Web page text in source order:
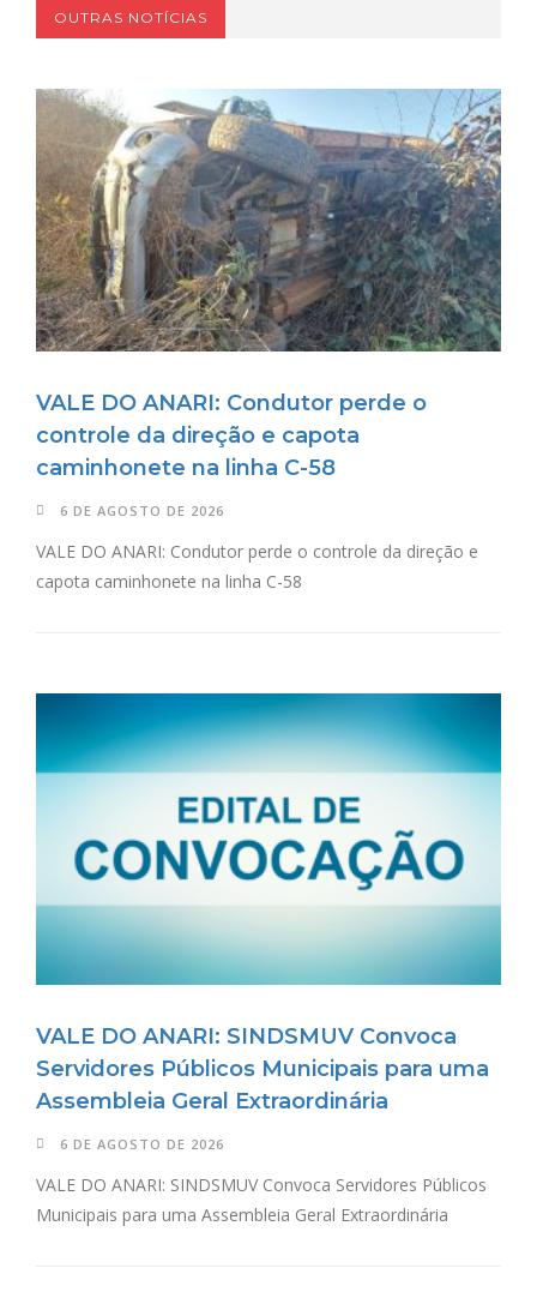
OUTRAS NOTÍCIAS
VALE DO ANARI: Condutor perde o
controle da direção e capota
caminhonete na linha C-58
6 DE AGOSTO DE 2026
VALE DO ANARI: Condutor perde o controle da direção e
capota caminhonete na linha C-58
VALE DO ANARI: SINDSMUV Convoca
Servidores Públicos Municipais para uma
Assembleia Geral Extraordinária
6 DE AGOSTO DE 2026
VALE DO ANARI: SINDSMUV Convoca Servidores Públicos
Municipais para uma Assembleia Geral Extraordinária